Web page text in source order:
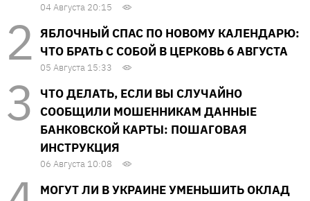
04 Августа 20:15
ЯБЛОЧНЫЙ СПАС ПО НОВОМУ КАЛЕНДАРЮ:
ЧТО БРАТЬ С СОБОЙ В ЦЕРКОВЬ 6 АВГУСТА
05 Августа 15:33
ЧТО ДЕЛАТЬ, ЕСЛИ ВЫ СЛУЧАЙНО
СООБЩИЛИ МОШЕННИКАМ ДАННЫЕ
БАНКОВСКОЙ КАРТЫ: ПОШАГОВАЯ
ИНСТРУКЦИЯ
06 Августа 10:08
МОГУТ ЛИ В УКРАИНЕ УМЕНЬШИТЬ ОКЛАД